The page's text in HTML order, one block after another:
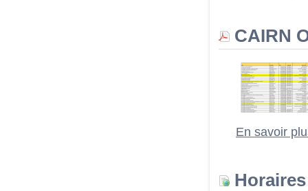
CAIRN
En savoir